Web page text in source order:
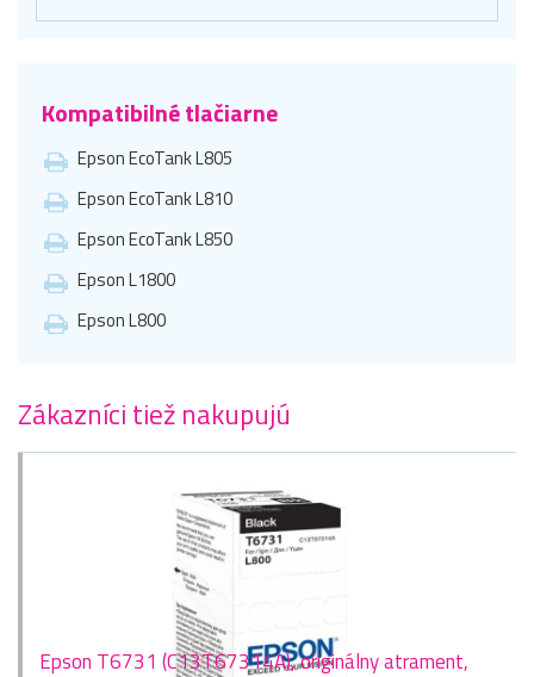
Kompatibilné tlačiarne
Epson EcoTank L805
Epson EcoTank L810
Epson EcoTank L850
Epson L1800
Epson L800
Zákazníci tiež nakupujú
Epson T6731 (C13T67314A), originálny atrament,